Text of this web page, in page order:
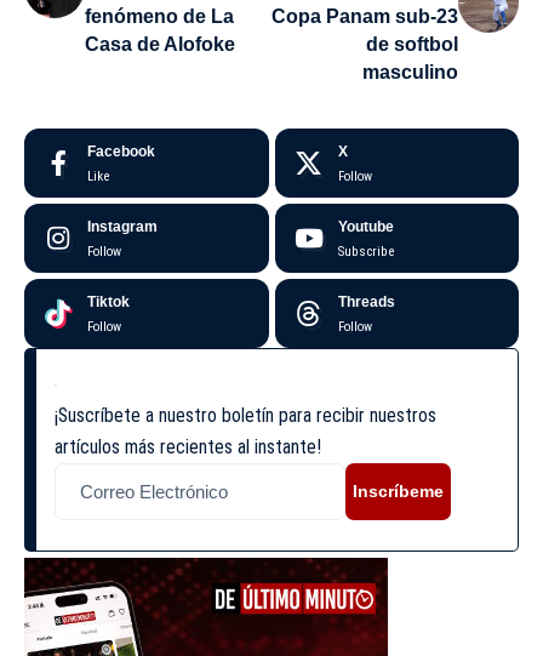
fenómeno de La
Casa de Alofoke
Copa Panam sub-23
de softbol
masculino
Facebook
Like
X
Follow
Instagram
Follow
Youtube
Subscribe
Tiktok
Follow
Threads
Follow
¡Suscríbete a nuestro boletín para recibir nuestros
artículos más recientes al instante!
Inscríbeme